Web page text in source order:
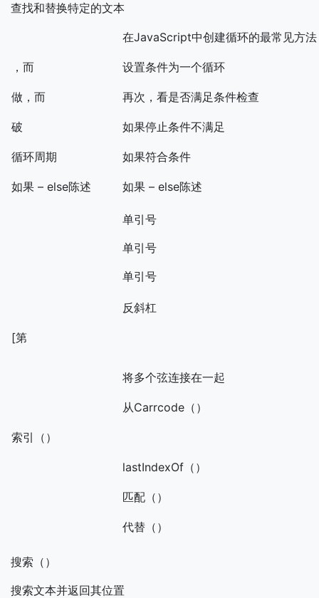
查找和替换特定的文本
在JavaScript中创建循环的最常见方法
，而 设置条件为一个循环
做，而 再次，看是否满足条件检查
破 如果停止条件不满足
循环周期 如果符合条件
如果 – else陈述 如果 – else陈述
单引号
单引号
单引号
反斜杠
[第
将多个弦连接在一起
从Carrcode（）
索引（）
lastIndexOf（）
匹配（）
代替（）
搜索（）
搜索文本并返回其位置